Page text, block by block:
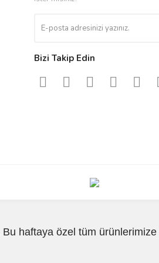
Bizi Takip Edin
Bu haftaya özel tüm ürünlerimize